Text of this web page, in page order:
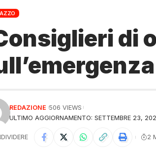
di
ULTIMO AGGIORNAMENTO: SETTEMBRE 23,
REDAZIONE 506 VIEWS
2